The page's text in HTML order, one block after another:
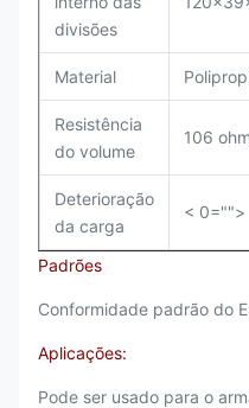
divisões
Material
Resistência
do volume
106
Deterioração
da carga
< 0="">
Padrões
Conformidade padrão do
Aplicações:
Pode ser usado para o